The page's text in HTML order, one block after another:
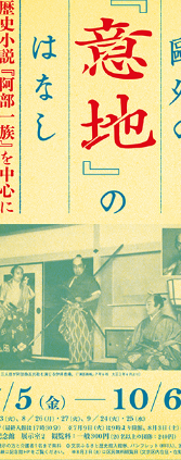
POLICY COMPANY